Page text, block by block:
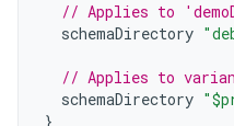
// Applies to
schemaDirectory
// Applies to
schemaDirectory
}